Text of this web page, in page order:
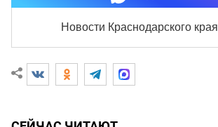
Новости Краснодарского края